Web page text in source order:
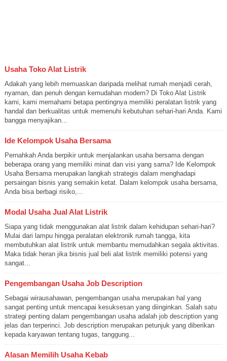
Usaha Toko Alat Listrik
Adakah yang lebih memuaskan daripada melihat rumah menjadi cerah,
nyaman, dan penuh dengan kemudahan modern? Di Toko Alat Listrik
kami, kami memahami betapa pentingnya memiliki peralatan listrik yang
handal dan berkualitas untuk memenuhi kebutuhan sehari-hari Anda. Kami
bangga menyajikan...
Ide Kelompok Usaha Bersama
Pernahkah Anda berpikir untuk menjalankan usaha bersama dengan
beberapa orang yang memiliki minat dan visi yang sama? Ide Kelompok
Usaha Bersama merupakan langkah strategis dalam menghadapi
persaingan bisnis yang semakin ketat. Dalam kelompok usaha bersama,
Anda bisa berbagi risiko,...
Modal Usaha Jual Alat Listrik
Siapa yang tidak menggunakan alat listrik dalam kehidupan sehari-hari?
Mulai dari lampu hingga peralatan elektronik rumah tangga, kita
membutuhkan alat listrik untuk membantu memudahkan segala aktivitas.
Maka tidak heran jika bisnis jual beli alat listrik memiliki potensi yang
sangat...
Pengembangan Usaha Job Description
Sebagai wirausahawan, pengembangan usaha merupakan hal yang
sangat penting untuk mencapai kesuksesan yang diinginkan. Salah satu
strategi penting dalam pengembangan usaha adalah job description yang
jelas dan terperinci. Job description merupakan petunjuk yang diberikan
kepada karyawan tentang tugas, tanggung...
Alasan Memilih Usaha Kebab